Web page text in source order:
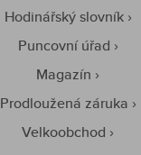
Hodinářský slovník
Puncovní úřad
Magazín
Prodloužená záruka
Velkoobchod